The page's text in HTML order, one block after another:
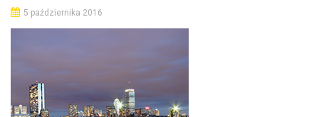
5 października 2016